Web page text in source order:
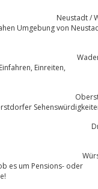
Neustadt /
Umgebung von
Einreiten,
den Oberstdorfer